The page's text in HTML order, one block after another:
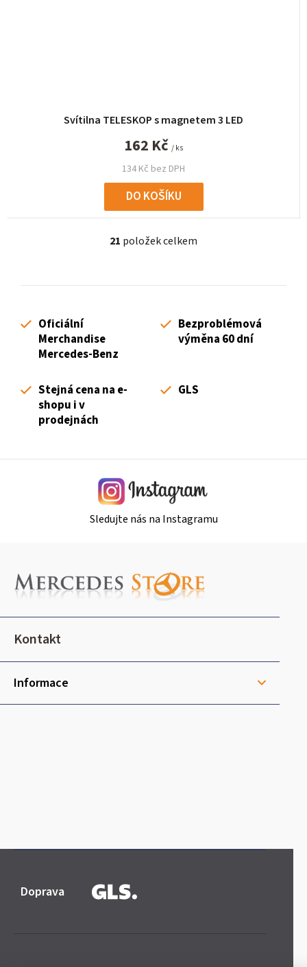
Svítilna TELESKOP s magnetem 3 LED
134 Kč bez DPH
162 Kč / ks
DO KOŠÍKU
O
l
v
ý
p
s
21 položek celkem
Oficiální
Merchandise
Mercedes-Benz
Bezproblémová
výměna 60 dní
Stejná cena na e-
shopu i v
prodejnách
GLS
Sledujte nás na Instagramu
a
í
Kontakt
Informace
Doprava